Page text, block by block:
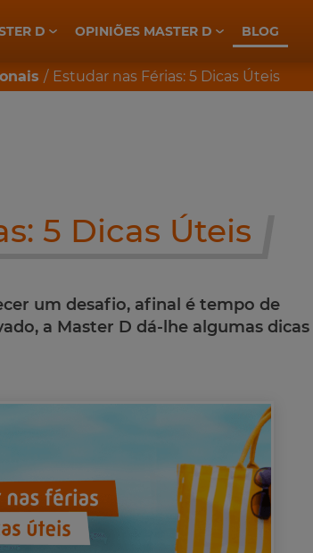
D OPINIÕES MASTER D BLOG
Estudar nas Férias: 5 Dicas Úteis
5 Dicas Úteis
um desafio, afinal é tempo de
a Master D dá-lhe algumas dicas